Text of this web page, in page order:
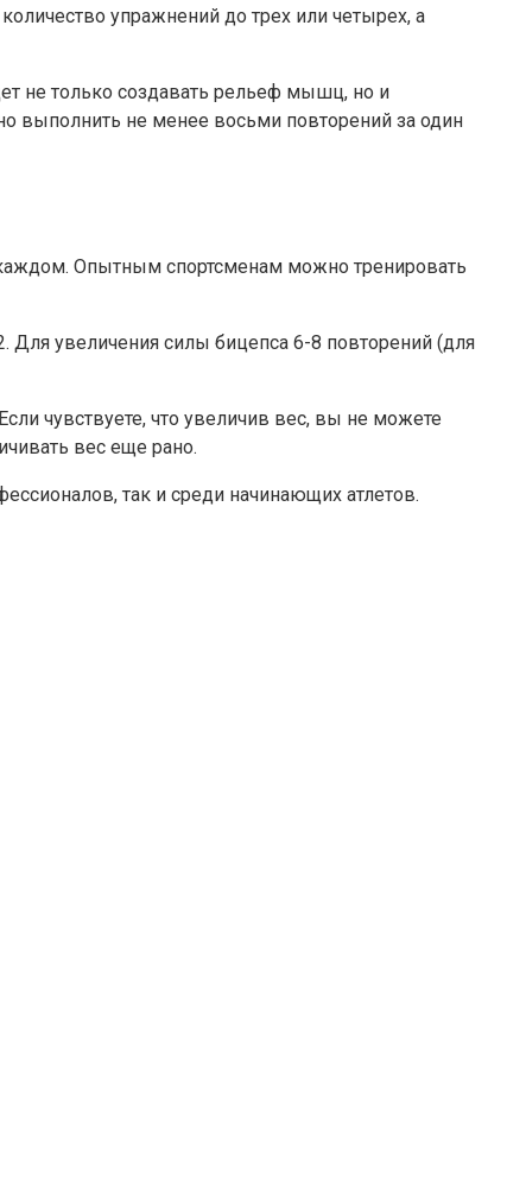
упражнений до трех или четырех, а
не только создавать рельеф мышц, но и
выполнить не менее восьми повторений за один
Опытным спортсменам можно тренировать
Для увеличения силы бицепса 6-8 повторений (для
чувствуете, что увеличив вес, вы не можете
вес еще рано.
так и среди начинающих атлетов.